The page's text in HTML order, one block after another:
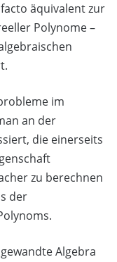
äquivalent zur
Polynome –
im
an der
die einerseits
zu berechnen
der
Algebra